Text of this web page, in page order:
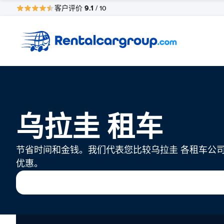
客户评价 9.1 / 10
乌拉圭 租车
节省时间和金钱。我们代表您比较乌拉圭 各租车公
优惠。